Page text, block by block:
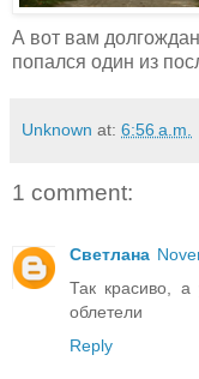
А вот вам
попался один из
Unknown at: 6:56 a.m.
1 comment:
Светлана
Так красиво,
облетели
Reply